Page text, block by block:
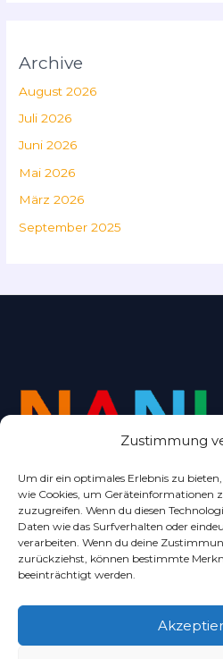
Zustimmung
Um dir ein optimales Erlebnis zu
wie Cookies, um Geräteinformationen
zuzugreifen. Wenn du diesen
Daten wie das Surfverhalten oder
verarbeiten. Wenn du deine
zurückziehst, können bestimmte
beeinträchtigt werden.
Archive
August 2026
Juli 2026
Juni 2026
Mai 2026
März 2026
September 2025
Alles rund um Bad Nenndorf und
Copyright © 2024 –